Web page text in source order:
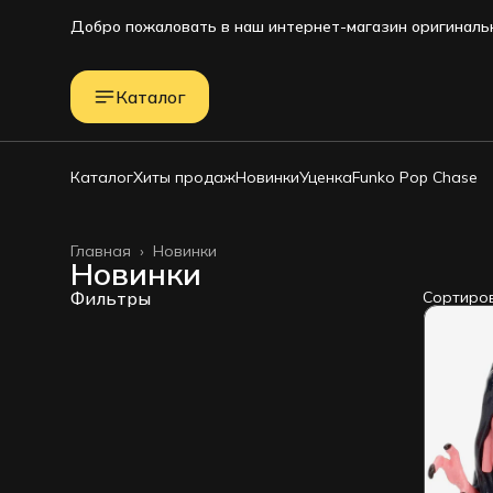
Добро пожаловать в наш интернет-магазин
Добро пожаловать в наш интернет-магазин
Каталог
КаталогХиты продажНовинкиУценкаFunko Pop Chase
Новинки
Главная ›
Новинки
Фильтры